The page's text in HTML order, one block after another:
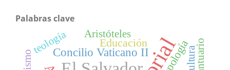
Palabras clave
Concilio Vaticano II
Educación
teología
Cultura
Aristóteles